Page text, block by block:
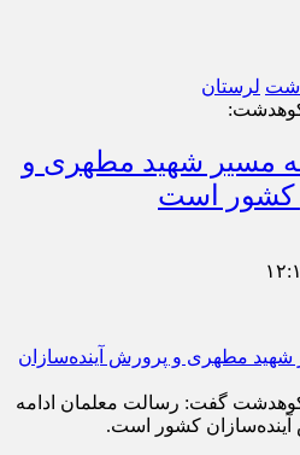
لرستان
مسیر شهید مطهری و
کشور است
گفت: رسالت معلمان ادامه
کشور است.